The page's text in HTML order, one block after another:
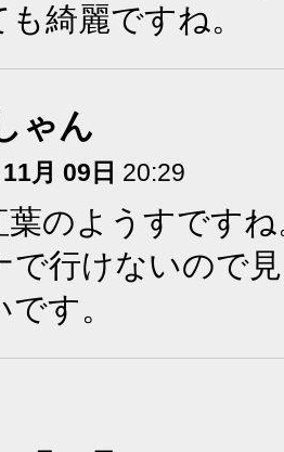
綺麗ですね。
ゃん
月 09日 20:29
葉のようすです
で行けないので
す。